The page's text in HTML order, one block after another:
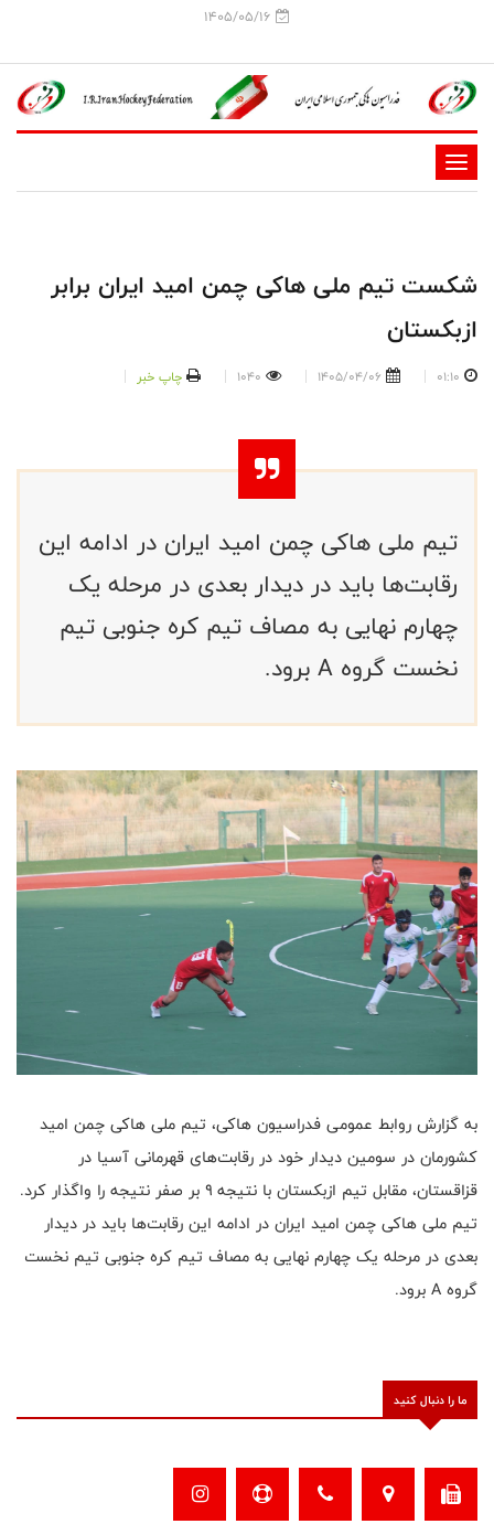
1405/05/16
-
-
-
-
⁨شکست تیم ملی هاکی چمن امید ایران برابر
ازبکستان
01:10
1405/04/06
1040 چاپ خبر
تیم ملی هاکی چمن امید ایران در ادامه این
رقابت‌ها باید در دیدار بعدی در مرحله یک
چهارم نهایی به مصاف تیم کره جنوبی تیم
نخست گروه A برود.
به گزارش روابط عمومی فدراسیون هاکی، تیم ملی هاکی چمن امید
کشورمان در سومین دیدار خود در رقابت‌های قهرمانی آسیا در
قزاقستان، مقابل تیم ازبکستان با نتیجه ۹ بر صفر نتیجه را واگذار کرد.
تیم ملی هاکی چمن امید ایران در ادامه این رقابت‌ها باید در دیدار
بعدی در مرحله یک چهارم نهایی به مصاف تیم کره جنوبی تیم نخست
گروه A برود.
ما را دنبال کنید